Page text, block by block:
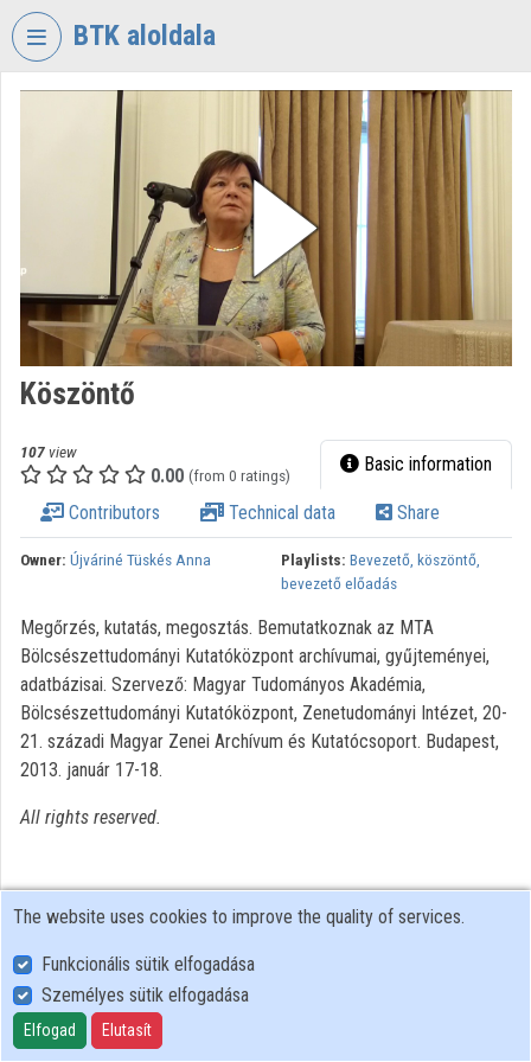
Skip header
BTK aloldala
VIDEO
HUMANTITIES
Organization home
Categories
Organization playlists
Contributors
Köszöntő
107 view
0.00 (from 0 ratings) Basic information
Contributors Technical data Share
Owner: Újváriné Tüskés Anna Playlists: Bevezető, köszöntő,
bevezető előadás
Megőrzés, kutatás, megosztás. Bemutatkoznak az MTA
Bölcsészettudományi Kutatóközpont archívumai, gyűjteményei,
adatbázisai. Szervező: Magyar Tudományos Akadémia,
Bölcsészettudományi Kutatóközpont, Zenetudományi Intézet, 20-
21. századi Magyar Zenei Archívum és Kutatócsoport. Budapest,
2013. január 17-18.
All rights reserved.
User Policy
Adatkezelési tájékoztató (en)
Cookie Policy
The website uses cookies to improve the quality of services.
Funkcionális sütik elfogadása
Személyes sütik elfogadása
Elfogad Elutasít